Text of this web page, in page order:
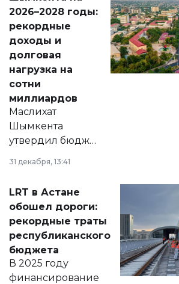
Венесуэлы.
2026–2028 годы:
рекордные
доходы и
долговая
нагрузка на
сотни
миллиардов
Маслихат
Шымкента
утвердил бюджет
города на 2026–
2028 годы.
документ
появился в базе
нормативных
правовых актов и
на сайте маслихат
города.
31 декабря, 13:41
LRT в Астане
обошел дороги:
рекордные траты
республиканского
бюджета
В 2025 году
финансирование